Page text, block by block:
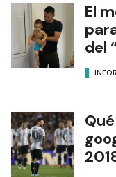
El
del